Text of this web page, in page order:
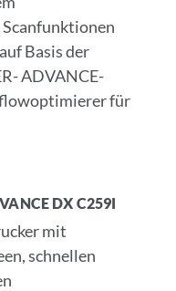
Basis der
ADVANCE-
für
DX C259I
mit
schnellen